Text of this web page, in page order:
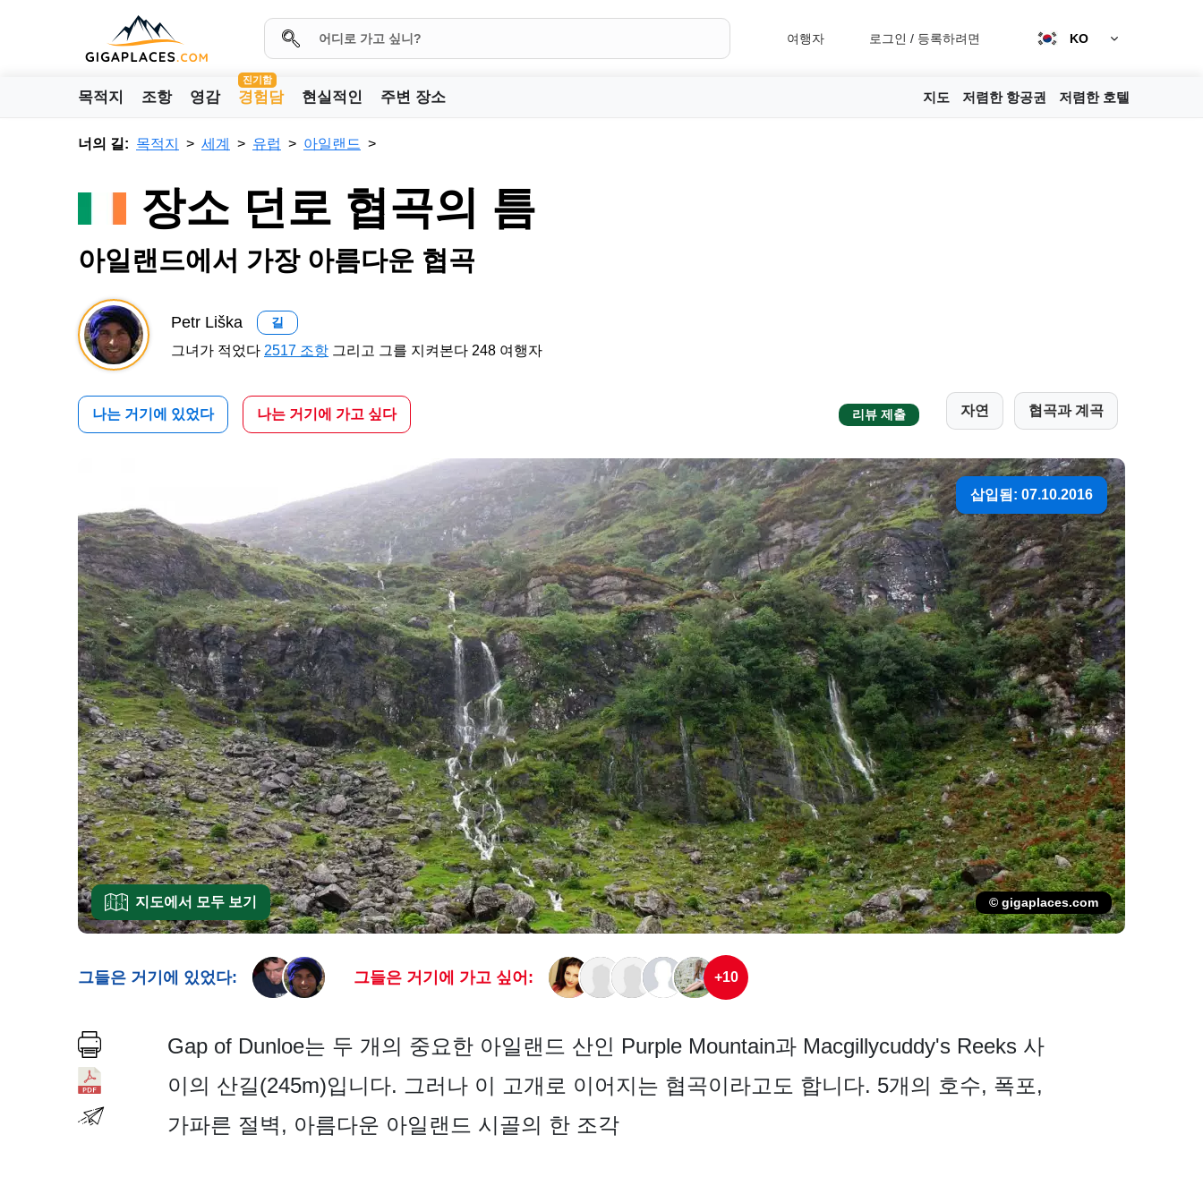
여행자 로그인 / 등록하려면 KO
목적지 조항 영감
진기함
경험담 현실적인 주변 장소 지도 저렴한 항공권 저렴한 호텔
너의 길: 목적지 세계 유럽 아일랜드
장소 던로 협곡의 틈
아일랜드에서 가장 아름다운 협곡
Petr Liška 길
그녀가 적었다 2517 조항 그리고 그를 지켜본다 248 여행자
나는 거기에 있었다 나는 거기에 가고 싶다 리뷰 제출 자연 협곡과 계곡
삽입됨: 07.10.2016
지도에서 모두 보기 © gigaplaces.com
그들은 거기에 있었다: 그들은 거기에 가고 싶어: +10
Gap of Dunloe는 두 개의 중요한 아일랜드 산인 Purple Mountain과 Macgillycuddy's Re­eks 사
이의 산길(245m)입니다. 그러나 이 고개로 이어지는 협곡이라고도 합니다. 5개의 호수, 폭포,
가파른 절벽, 아름다운 아일랜드 시골의 한 조각